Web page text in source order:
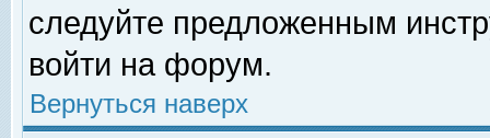
следуйте предложенным
войти на форум.
Вернуться наверх